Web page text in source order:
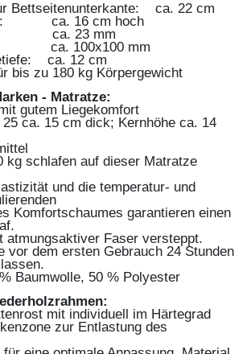
Bettseitenunterkante: ca. 22 cm
ca. 16 cm hoch
ca. 23 mm
ca. 100x100 mm
ca. 12 cm
bis zu 180 kg Körpergewicht
- Matratze:
gutem Liegekomfort
ca. 15 cm dick; Kernhöhe ca. 14
kg schlafen auf dieser Matratze
und die temperatur- und
Komfortschaumes garantieren einen
atmungsaktiver Faser versteppt.
vor dem ersten Gebrauch 24 Stunden
Baumwolle, 50 % Polyester
mit individuell im Härtegrad
zur Entlastung des